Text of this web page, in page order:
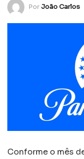
PorJoão Carlos
Conforme o mês